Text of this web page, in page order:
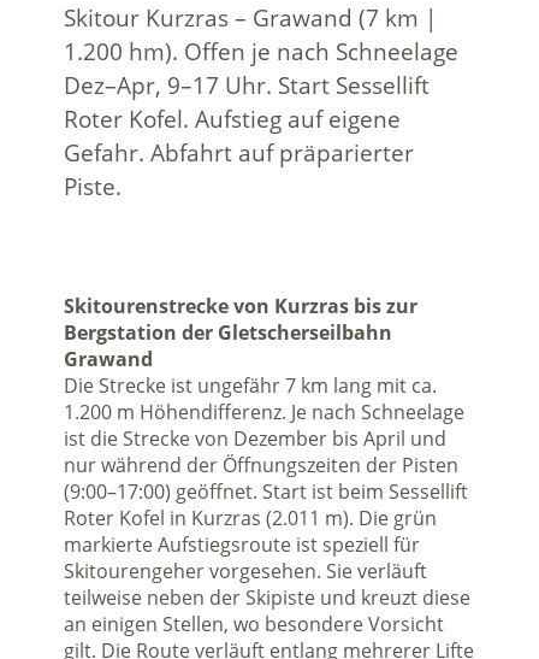
Skitour Kurzras – Grawand (7 km |
1.200 hm). Offen je nach Schneelage
Dez–Apr, 9–17 Uhr. Start Sessellift
Roter Kofel. Aufstieg auf eigene
Gefahr. Abfahrt auf präparierter
Piste.
Skitourenstrecke von Kurzras bis zur
Bergstation der Gletscherseilbahn
Grawand
Die Strecke ist ungefähr 7 km lang mit ca.
1.200 m Höhendifferenz. Je nach Schneelage
ist die Strecke von Dezember bis April und
nur während der Öffnungszeiten der Pisten
(9:00–17:00) geöffnet. Start ist beim Sessellift
Roter Kofel in Kurzras (2.011 m). Die grün
markierte Aufstiegsroute ist speziell für
Skitourengeher vorgesehen. Sie verläuft
teilweise neben der Skipiste und kreuzt diese
an einigen Stellen, wo besondere Vorsicht
gilt. Die Route verläuft entlang mehrerer Lifte